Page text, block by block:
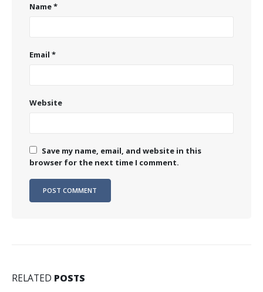
Name*
Email *
Website
Save my name, email, and website in this
browser for the next time I comment.
RELATED POSTS